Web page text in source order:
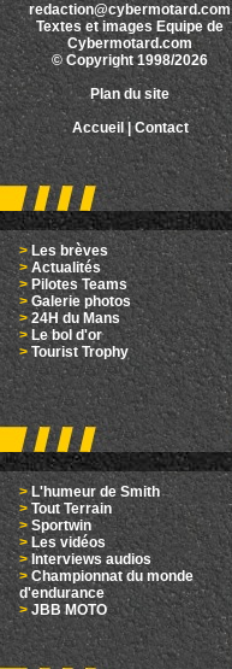
redaction@cybermotard.com
Textes et images Equipe de
Cybermotard.com
© Copyright 1998/2026
Plan du site
Accueil |Contact
>Les brèves
> Actualités
> Pilotes Teams
>Galerie photos
>24H du Mans
>Le bol d'or
> Tourist Trophy
>L'humeur de Smith
> Tout Terrain
> Sportwin
> Les vidéos
> Interviews audios
>Championnat du monde
d'endurance
> JBB MOTO